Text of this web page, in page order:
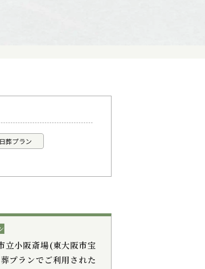
葬プラン
立小阪斎場(東大阪市宝
プランでご利用された